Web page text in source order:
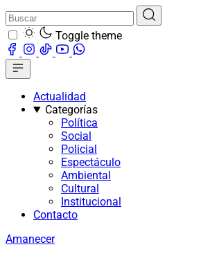
Toggle theme
Actualidad
Categorías
Política
Social
Policial
Espectáculo
Ambiental
Cultural
Institucional
Contacto
Amanecer